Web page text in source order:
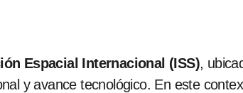
Espacial Internacional (ISS),
y avance tecnológico. En este